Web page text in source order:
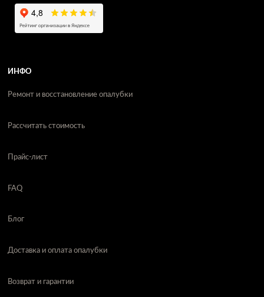
ИНФО
Ремонт и восстановление опалубки
Рассчитать стоимость
Прайс-лист
FAQ
Блог
Доставка и оплата опалубки
Возврат и гарантии